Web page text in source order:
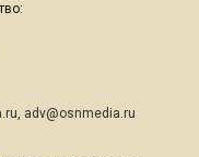
, adv@osnmedia.ru